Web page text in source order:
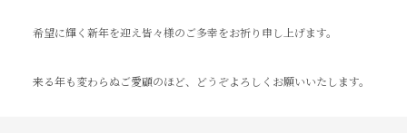
希望に輝く新年を迎え皆々様のご多幸をお祈り申し上げます。
来る年も変わらぬご愛顧のほど、どうぞよろしくお願いいたします。